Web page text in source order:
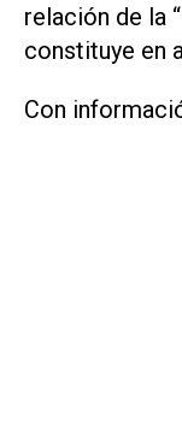
relación de la
constituye en
Con